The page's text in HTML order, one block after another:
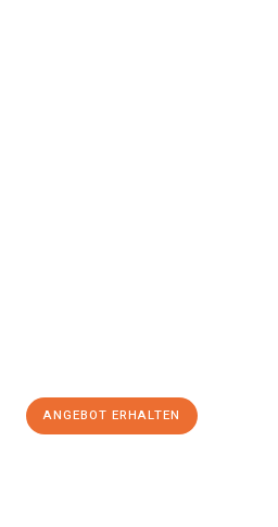
ANGEBOT ERHALTEN